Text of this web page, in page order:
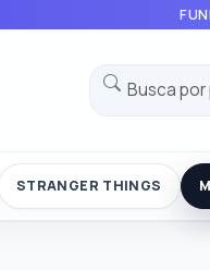
STRANGER THINGS